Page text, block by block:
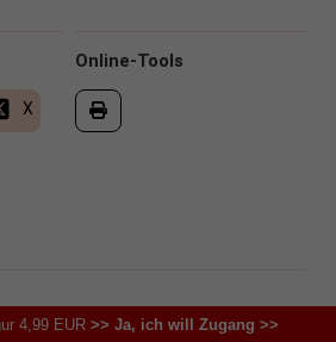
Online-Tools
X
Thema dieses Artikels auf dem
4,99 EUR>> Ja, ich will Zugang >>